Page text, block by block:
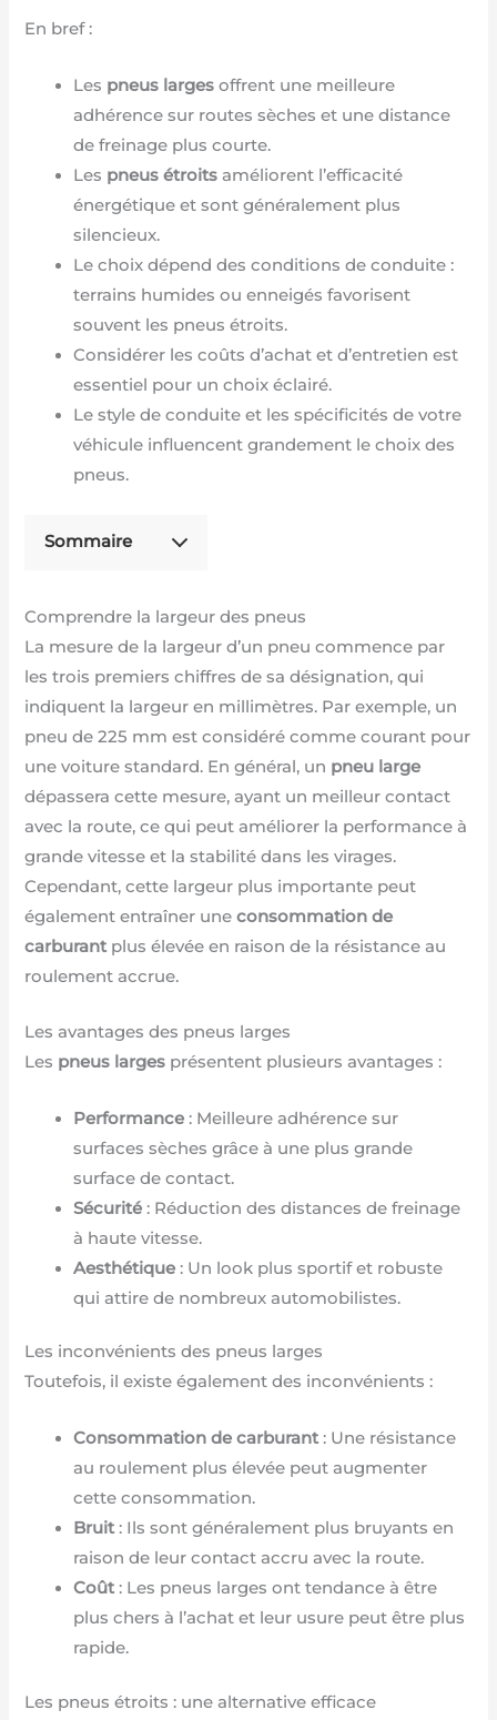
En bref :
Les pneus larges offrent une meilleure
adhérence sur routes sèches et une distance
de freinage plus courte.
Les pneus étroits améliorent l’efficacité
énergétique et sont généralement plus
silencieux.
Le choix dépend des conditions de conduite :
terrains humides ou enneigés favorisent
souvent les pneus étroits.
Considérer les coûts d’achat et d’entretien est
essentiel pour un choix éclairé.
Le style de conduite et les spécificités de votre
véhicule influencent grandement le choix des
pneus.
Sommaire
Comprendre la largeur des pneus
La mesure de la largeur d’un pneu commence par
les trois premiers chiffres de sa désignation, qui
indiquent la largeur en millimètres. Par exemple, un
pneu de 225 mm est considéré comme courant pour
une voiture standard. En général, un pneu large
dépassera cette mesure, ayant un meilleur contact
avec la route, ce qui peut améliorer la performance à
grande vitesse et la stabilité dans les virages.
Cependant, cette largeur plus importante peut
également entraîner uneconsommation de
carburantplus élevée en raison de la résistance au
roulement accrue.
Les avantages des pneus larges
Les pneus larges présentent plusieurs avantages :
Performance : Meilleure adhérence sur
surfaces sèches grâce à une plus grande
surface de contact.
Sécurité : Réduction des distances de freinage
à haute vitesse.
Aesthétique : Un look plus sportif et robuste
qui attire de nombreux automobilistes.
Les inconvénients des pneus larges
Toutefois, il existe également des inconvénients :
Consommation de carburant: Une résistance
au roulement plus élevée peut augmenter
cette consommation.
Bruit: Ils sont généralement plus bruyants en
raison de leur contact accru avec la route.
Coût: Les pneus larges ont tendance à être
plus chers à l’achat et leur usure peut être plus
rapide.
Les pneus étroits : une alternative efficace